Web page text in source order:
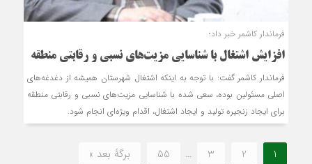
فرماندار کاشمر خبر داد؛
افزایش اشتغال با شناسایی مزیت‌های نسبی و رقابتی منطقه
فرماندار کاشمر گفت: با توجه به این‏که اشتغال شهرستان همیشه از دغدغه‌های
اصلی مسئولین بوده، سعی شده با شناسایی مزیت‌های نسبی و رقابتی منطقه
برای ایجاد زنجیره تولید و ایجاد اشتغال، اقدام ویژه‌ای انجام شود.
1
2
3
…
55 برگهٔ بعد »